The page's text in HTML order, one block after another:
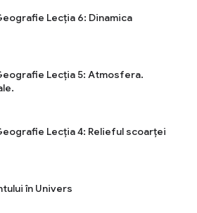
Lecția 6: Dinamica
Lecția 5: Atmosfera.
Lecția 4: Relieful scoarței
în Univers